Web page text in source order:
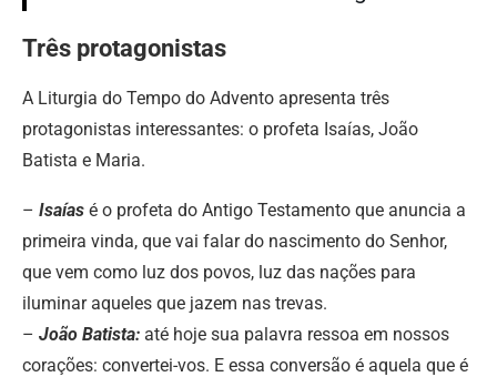
Três protagonistas
A Liturgia do Tempo do Advento apresenta três
protagonistas interessantes: o profeta Isaías, João
Batista e Maria.
– Isaías é o profeta do Antigo Testamento que anuncia a
primeira vinda, que vai falar do nascimento do Senhor,
que vem como luz dos povos, luz das nações para
iluminar aqueles que jazem nas trevas.
– João Batista: até hoje sua palavra ressoa em nossos
corações: convertei-vos. E essa conversão é aquela que é